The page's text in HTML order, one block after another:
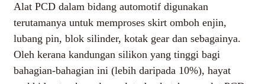
Alat PCD dalam bidang automotif digunakan
terutamanya untuk memproses skirt omboh enjin,
lubang pin, blok silinder, kotak gear dan sebagainya.
Oleh kerana kandungan silikon yang tinggi bagi
bahagian-bahagian ini (lebih daripada 10%), hayat
Alat pemotong PCD kosong disesuaikan untuk
memenuhi keperluan atau keperluan khas
pelanggan kami.
Kosong alat pemotong PCD digunakan
terutamanya untuk memotong dan memesin logam